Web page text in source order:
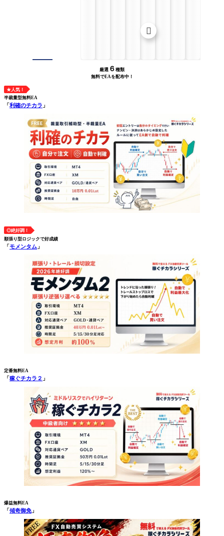
厳選 ６ 種類
無料でEAを配布中！
★人気！
半裁量型無料EA
「利確のチカラ 」
◎絶好調！
順張り型ロジックで好成績
「モメンタム 」
定番無料EA
「 稼ぐチカラ２ 」
爆益無料EA
「 傾奇御免」
